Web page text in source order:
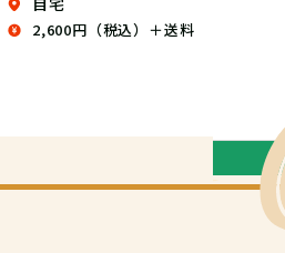
2,600円（税込）＋送料